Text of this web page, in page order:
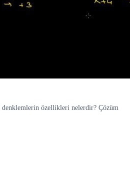
özellikleri nelerdir? Çözüm